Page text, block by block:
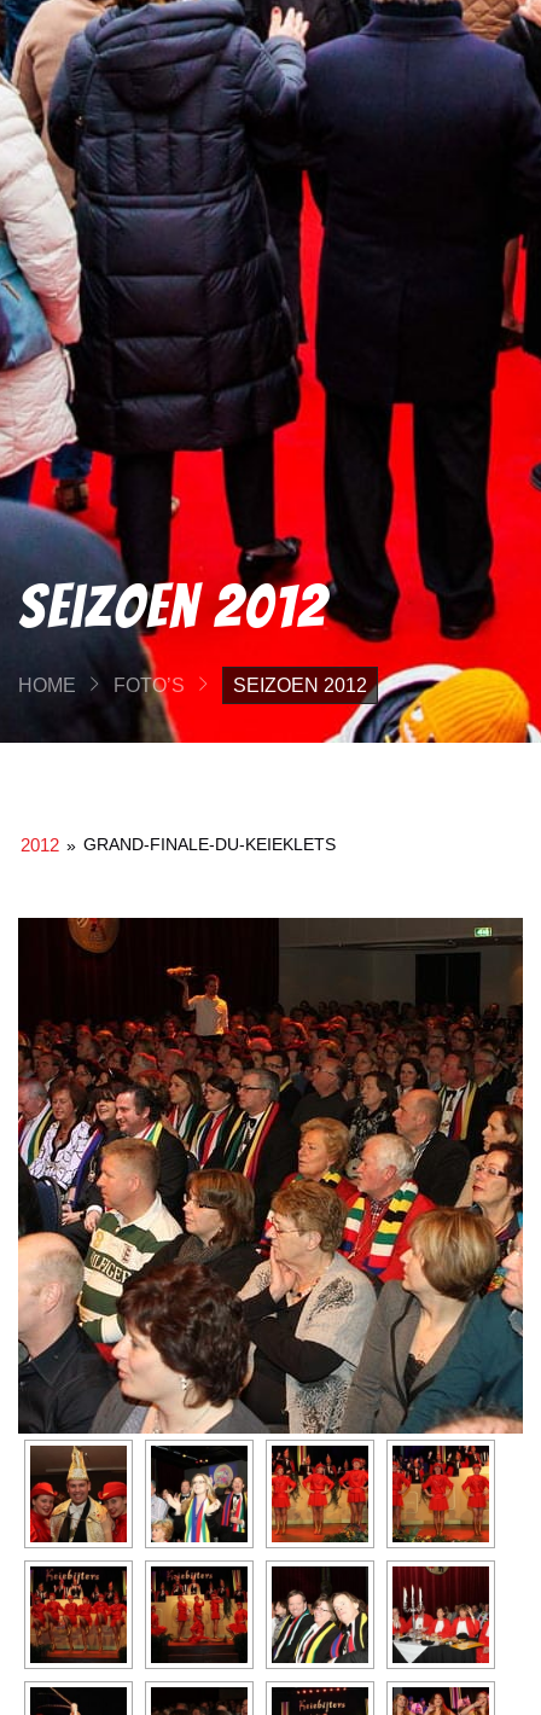
Seizoen 2012
HOME FOTO’S SEIZOEN 2012
2012 » GRAND-FINALE-DU-KEIEKLETS